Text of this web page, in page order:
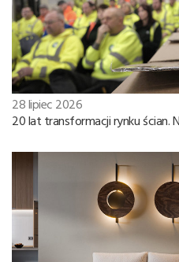
28 lipiec 2026
20 lat transformacji rynku